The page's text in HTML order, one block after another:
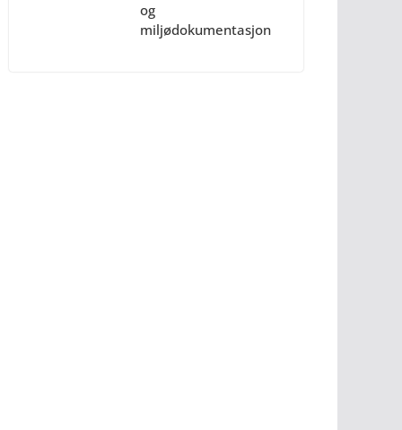
og
miljødokumentasjon